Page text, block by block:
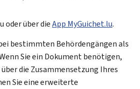
oder über dieApp MyGuichet.lu.
bestimmten Behördengängen als
Sie ein Dokument benötigen,
die Zusammensetzung Ihres
Sie eine erweiterte